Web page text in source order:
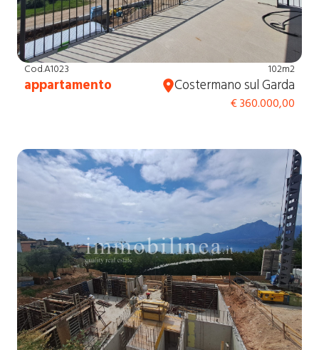
Cod.A1023
appartamento
102m2
Costermano sul Garda
€ 360.000,00